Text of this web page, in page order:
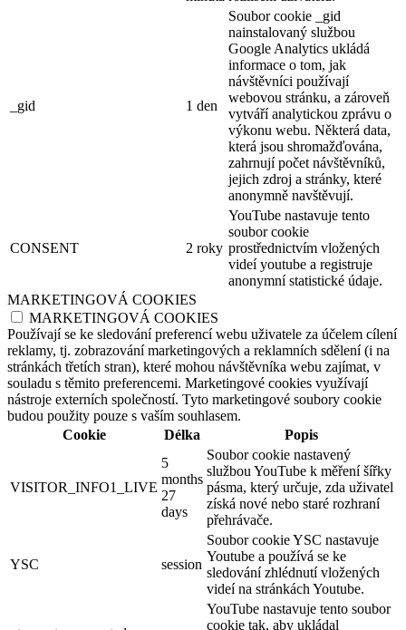
_gid 1 den
Soubor cookie _gid
nainstalovaný službou
Google Analytics ukládá
informace o tom, jak
návštěvníci používají
webovou stránku, a zároveň
vytváří analytickou zprávu o
výkonu webu. Některá data,
která jsou shromažďována,
zahrnují počet návštěvníků,
jejich zdroj a stránky, které
anonymně navštěvují.
CONSENT 2 roky
YouTube nastavuje tento
soubor cookie
prostřednictvím vložených
videí youtube a registruje
anonymní statistické údaje.
MARKETINGOVÁ COOKIES
MARKETINGOVÁ COOKIES
Používají se ke sledování preferencí webu uživatele za účelem cílení
reklamy, tj. zobrazování marketingových a reklamních sdělení (i na
stránkách třetích stran), které mohou návštěvníka webu zajímat, v
souladu s těmito preferencemi. Marketingové cookies využívají
nástroje externích společností. Tyto marketingové soubory cookie
budou použity pouze s vaším souhlasem.
Cookie
Délka Popis
VISITOR_INFO1_LIVE
5
months
27
days
Soubor cookie nastavený
službou YouTube k měření šířky
pásma, který určuje, zda uživatel
získá nové nebo staré rozhraní
přehrávače.
YSC session
Soubor cookie YSC nastavuje
Youtube a používá se ke
sledování zhlédnutí vložených
videí na stránkách Youtube.
YouTube nastavuje tento soubor
cookie tak, aby ukládal